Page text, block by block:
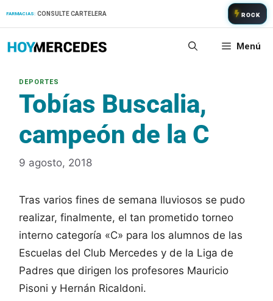
FARMACIAS: CONSULTE CARTELERA ROCK
Menú
Tobías Buscalia,
campeón de la C
9 agosto, 2018
Tras varios fines de semana lluviosos se pudo
realizar, finalmente, el tan prometido torneo
interno categoría «C» para los alumnos de las
Escuelas del Club Mercedes y de la Liga de
Padres que dirigen los profesores Mauricio
Pisoni y Hernán Ricaldoni.